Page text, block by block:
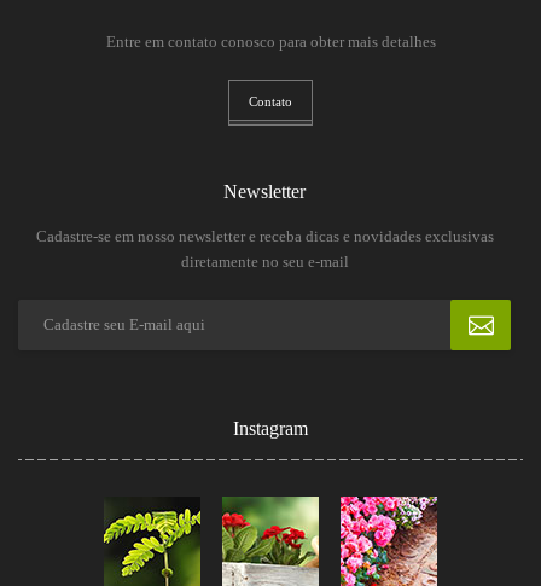
Entre em contato conosco para obter mais detalhes
Contato
Newsletter
Cadastre-se em nosso newsletter e receba dicas e novidades exclusivas
diretamente no seu e-mail
Instagram